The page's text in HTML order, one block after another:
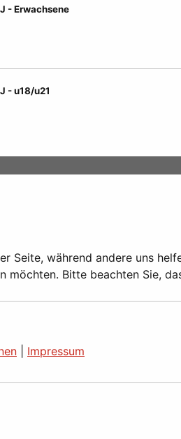
- Erwachsene
- u18/u21
Seite, während andere uns
Bitte beachten Sie,
Impressum